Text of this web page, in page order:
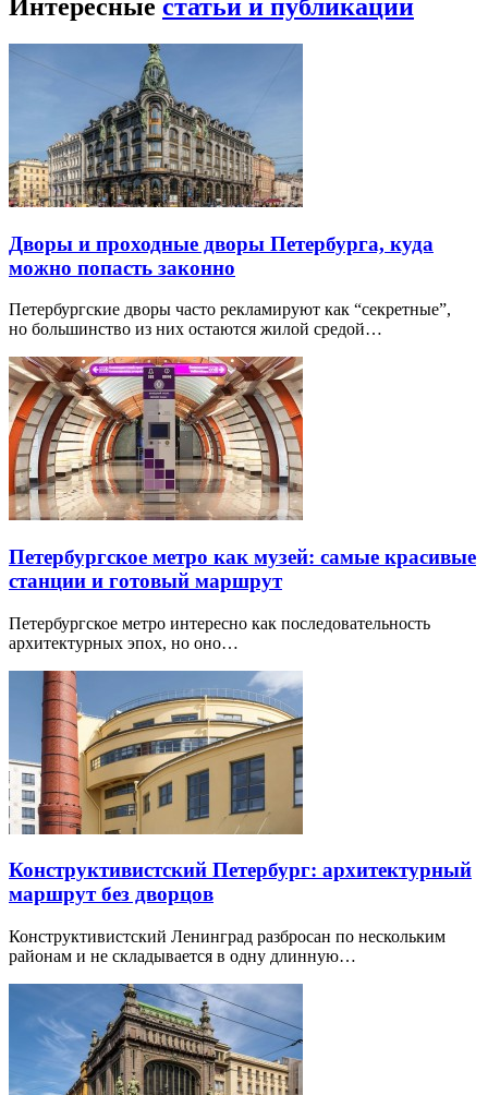
Интересные статьи и публикации
Дворы и проходные дворы Петербурга, куда
можно попасть законно
Петербургские дворы часто рекламируют как “секретные”,
но большинство из них остаются жилой средой…
Петербургское метро как музей: самые красивые
станции и готовый маршрут
Петербургское метро интересно как последовательность
архитектурных эпох, но оно…
Конструктивистский Петербург: архитектурный
маршрут без дворцов
Конструктивистский Ленинград разбросан по нескольким
районам и не складывается в одну длинную…